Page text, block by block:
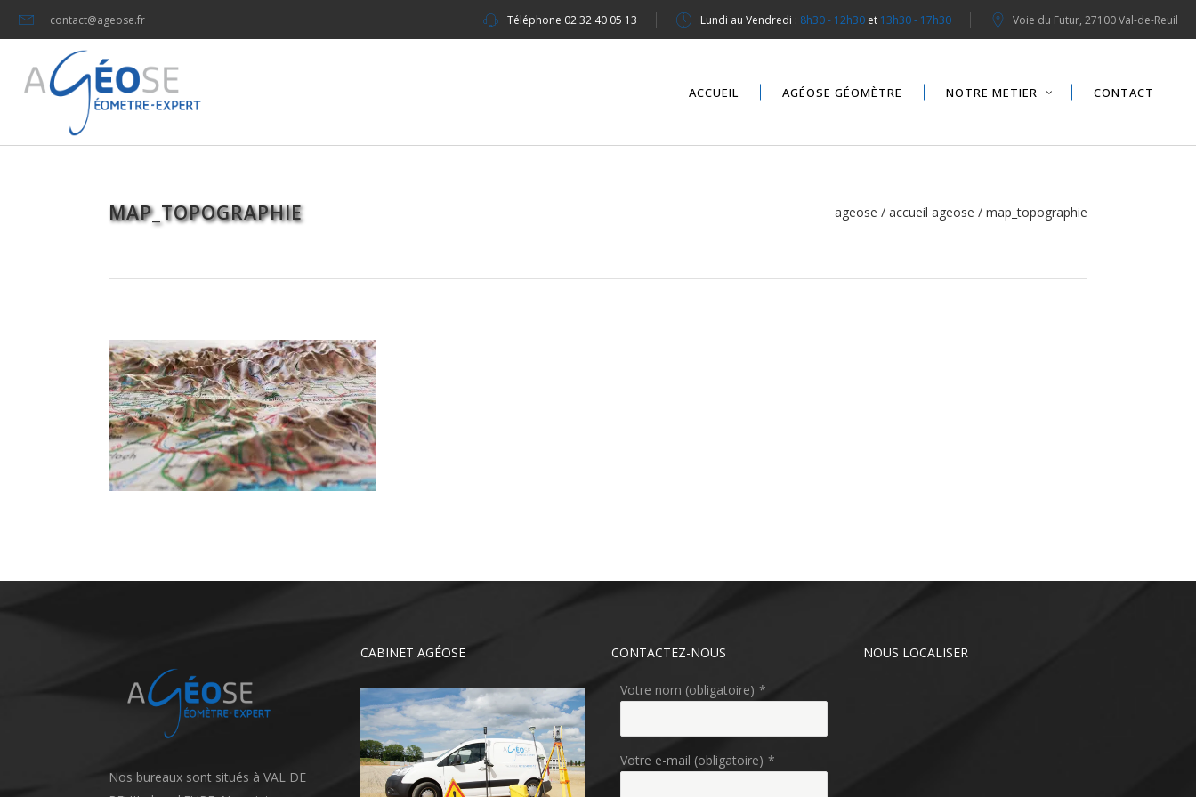
contact@ageose.fr Téléphone 02 32 40 05 13 Lundi au Vendredi : 8h30 - 12h30 et 13h30 - 17h30 Voie du Futur, 27100 Val-de-Reuil
ACCUEIL AGÉOSE GÉOMÈTRE NOTRE METIER CONTACT
MAP_TOPOGRAPHIE ageose / accueil ageose / map_topographie
Nos bureaux sont situés à VAL DE
CABINET AGÉOSE CONTACTEZ-NOUS
Votre nom (obligatoire) *
Votre e-mail (obligatoire) *
NOUS LOCALISER